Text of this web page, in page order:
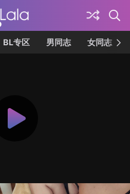
BL专区 男同志 女同志